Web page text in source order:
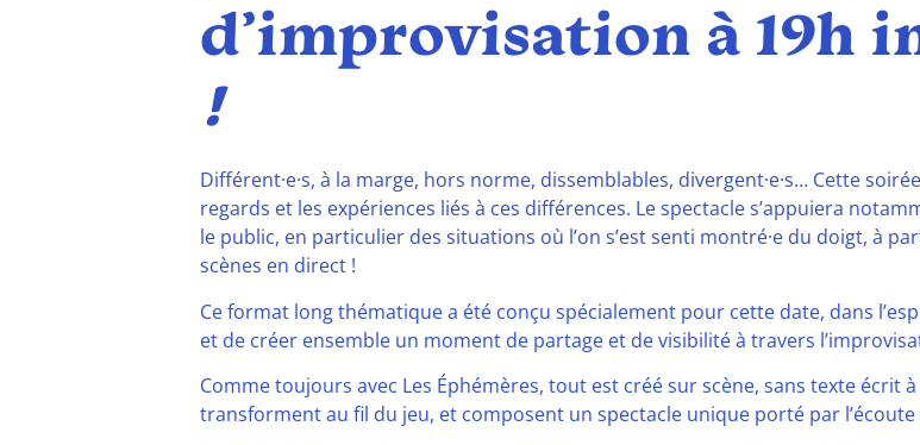
d’improvisation à 19h
!
Différent·e·s, à la marge, hors norme, dissemblables, divergent·e·s… Cette
regards et les expériences liés à ces différences. Le spectacle s’appuiera
le public, en particulier des situations où l’on s’est senti montré·e du doigt, à
scènes en direct !
Ce format long thématique a été conçu spécialement pour cette date, dans
et de créer ensemble un moment de partage et de visibilité à travers
Comme toujours avec Les Éphémères, tout est créé sur scène, sans texte écrit
transforment au fil du jeu, et composent un spectacle unique porté par l’écoute